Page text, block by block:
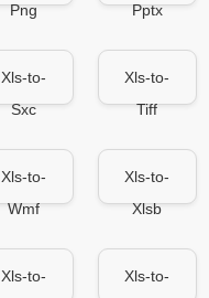
Png
Pptx
Xls-to-
Sxc
Xls-to-
Tiff
Xls-to-
Wmf
Xls-to-
Xlsb
Xls-to-
Xls-to-